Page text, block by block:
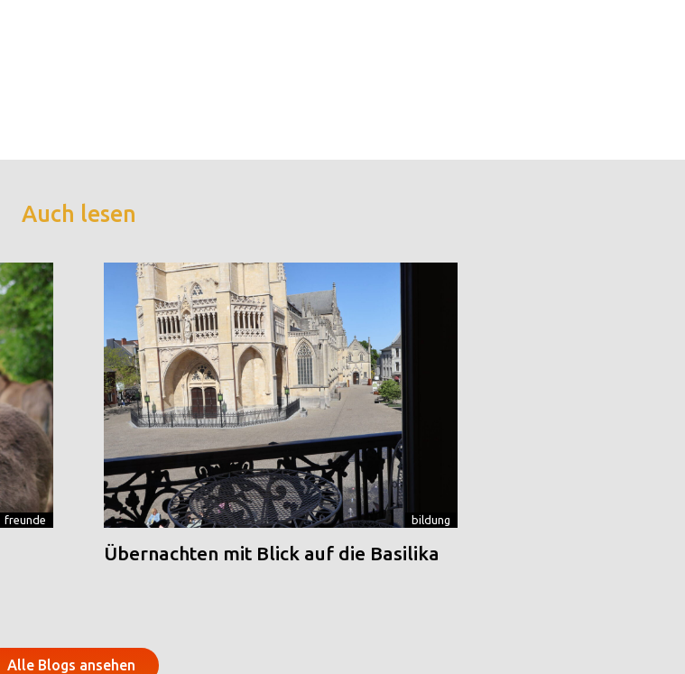
Auch lesen
freunde bildung
Übernachten mit Blick auf die Basilika
Alle Blogs ansehen